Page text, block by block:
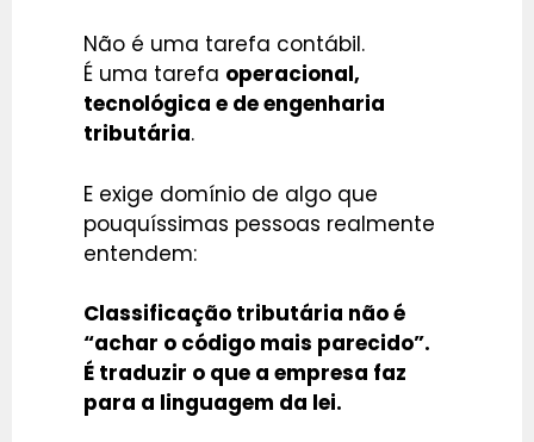
Não é uma tarefa contábil.
É uma tarefa operacional,
tecnológica e de engenharia
tributária.
E exige domínio de algo que
pouquíssimas pessoas realmente
entendem:
Classificação tributária não é
“achar o código mais parecido”.
É traduzir o que a empresa faz
para a linguagem da lei.